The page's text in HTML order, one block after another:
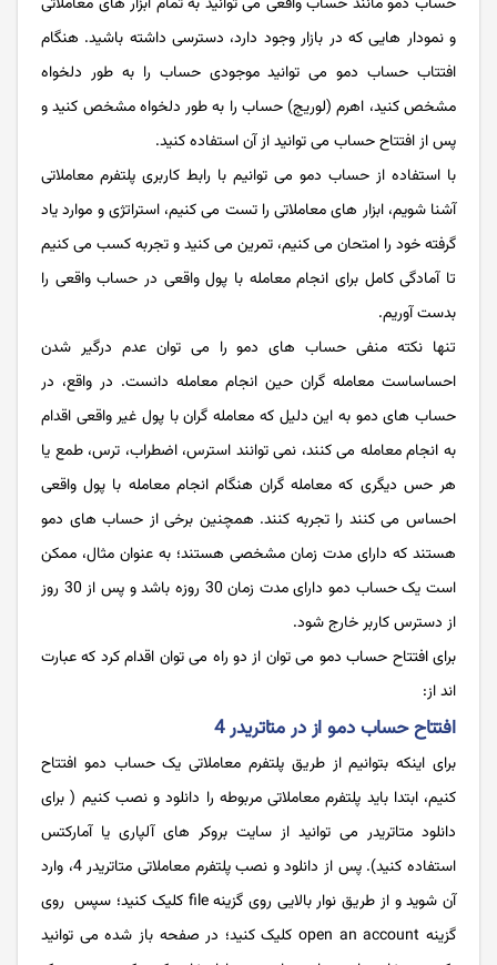
و نمودار هایی که در بازار وجود دارد، دسترسی داشته باشید. هنگام
افتتاب حساب دمو می توانید موجودی حساب را به طور دلخواه
مشخص کنید، اهرم (لوریج) حساب را به طور دلخواه مشخص کنید و
پس از افتتاح حساب می توانید از آن استفاده کنید.
با استفاده از حساب دمو می توانیم با رابط کاربری پلتفرم معاملاتی
آشنا شویم، ابزار های معاملاتی را تست می کنیم، استراتژی و موارد یاد
گرفته خود را امتحان می کنیم، تمرین می کنید و تجربه کسب می کنیم
تا آمادگی کامل برای انجام معامله با پول واقعی در حساب واقعی را
بدست آوریم.
تنها نکته منفی حساب های دمو را می توان عدم درگیر شدن
احساساست معامله گران حین انجام معامله دانست. در واقع، در
حساب های دمو به این دلیل که معامله گران با پول غیر واقعی اقدام
به انجام معامله می کنند، نمی توانند استرس، اضطراب، ترس، طمع یا
هر حس دیگری که معامله گران هنگام انجام معامله با پول واقعی
احساس می کنند را تجربه کنند. همچنین برخی از حساب های دمو
هستند که دارای مدت زمان مشخصی هستند؛ به عنوان مثال، ممکن
است یک حساب دمو دارای مدت زمان 30 روزه باشد و پس از 30 روز
از دسترس کاربر خارج شود.
برای افتتاح حساب دمو می توان از دو راه می توان اقدام کرد که عبارت
اند از:
افتتاح حساب دمو از در متاتریدر 4
برای اینکه بتوانیم از طریق پلتفرم معاملاتی یک حساب دمو افتتاح
کنیم، ابتدا باید پلتفرم معاملاتی مربوطه را دانلود و نصب کنیم ( برای
دانلود متاتریدر می توانید از سایت بروکر های آلپاری یا آمارکتس
استفاده کنید). پس از دانلود و نصب پلتفرم معاملاتی متاتریدر 4، وارد
آن شوید و از طریق نوار بالایی روی گزینه file کلیک کنید؛ سپس روی
گزینه open an account کلیک کنید؛ در صفحه باز شده می توانید